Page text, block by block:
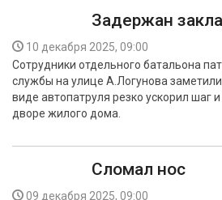
Задержан
10 декабря 2025, 09:00
Сотрудники отдельного батальона
службы на улице А.Логунова
виде автопатруля резко ускорил шаг
дворе жилого дома.
Сломал нос
09 декабря 2025, 09:00